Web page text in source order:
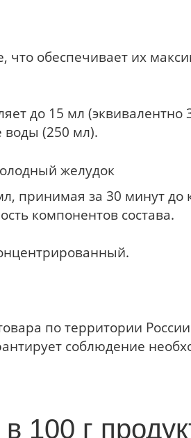
обеспечивает их
до 15 мл
воды (250 мл).
желудок
принимая за 30 минут
компонентов состава.
по территории
соблюдение
100 г